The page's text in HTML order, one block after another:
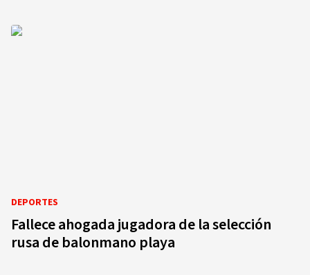
DEPORTES
Fallece ahogada jugadora de la selección
rusa de balonmano playa